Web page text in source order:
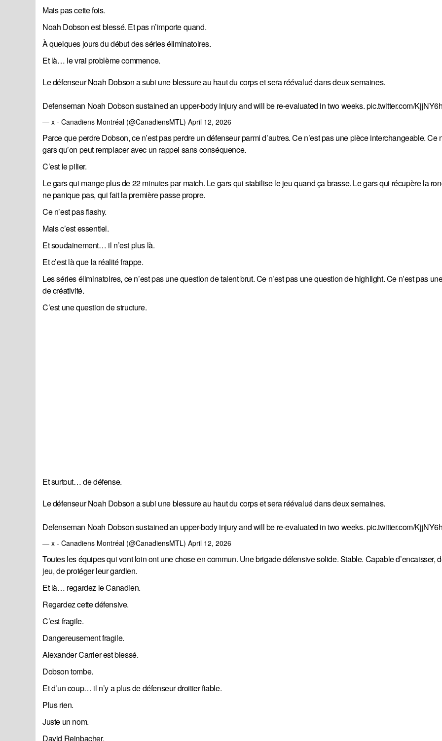
Mais pas cette fois.
Noah Dobson est blessé. Et pas n’importe quand.
À quelques jours du début des séries éliminatoires.
Et là… le vrai problème commence.
Le défenseur Noah Dobson a subi une blessure au haut du corps et sera réévalué dans deux semaines.
Defenseman Noah Dobson sustained an upper-body injury and will be re-evaluated in two weeks.pic.twitter.com/
— x - Canadiens Montréal (@CanadiensMTL) April 12, 2026
Parce que perdre Dobson, ce n’est pas perdre un défenseur parmi d’autres. Ce n’est pas une pièce interchangeable. Ce
gars qu’on peut remplacer avec un rappel sans conséquence.
C’est le pilier.
Le gars qui mange plus de 22 minutes par match. Le gars qui stabilise le jeu quand ça brasse. Le gars qui récupère la
ne panique pas, qui fait la première passe propre.
Ce n’est pas flashy.
Mais c’est essentiel.
Et soudainement… il n’est plus là.
Et c’est là que la réalité frappe.
Les séries éliminatoires, ce n’est pas une question de talent brut. Ce n’est pas une question de highlight. Ce n’est pas
de créativité.
C’est une question de structure.
Et surtout… de défense.
Le défenseur Noah Dobson a subi une blessure au haut du corps et sera réévalué dans deux semaines.
Defenseman Noah Dobson sustained an upper-body injury and will be re-evaluated in two weeks.pic.twitter.com/
— x - Canadiens Montréal (@CanadiensMTL) April 12, 2026
Toutes les équipes qui vont loin ont une chose en commun. Une brigade défensive solide. Stable. Capable d’encaisser,
jeu, de protéger leur gardien.
Et là… regardez le Canadien.
Regardez cette défensive.
C’est fragile.
Dangereusement fragile.
Alexander Carrier est blessé.
Dobson tombe.
Et d’un coup… il n’y a plus de défenseur droitier fiable.
Plus rien.
Juste un nom.
David Reinbacher.